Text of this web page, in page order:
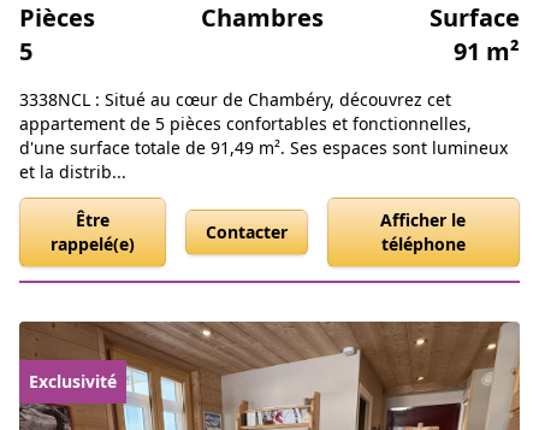
Pièces
5
Chambres
Surface
91 m²
3338NCL : Situé au cœur de Chambéry, découvrez cet
appartement de 5 pièces confortables et fonctionnelles,
d'une surface totale de 91,49 m². Ses espaces sont lumineux
et la distrib...
Être
rappelé(e)
Contacter
Afficher le
téléphone
Exclusivité